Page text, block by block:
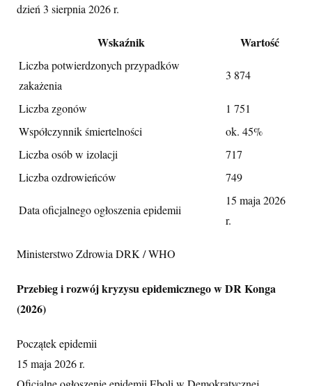
dzień 3 sierpnia 2026 r.
Wskaźnik Wartość
Liczba potwierdzonych przypadków
zakażenia
3 874
Liczba zgonów
1 751
Współczynnik śmiertelności
ok. 45%
Liczba osób w izolacji
717
Liczba ozdrowieńców
749
Data oficjalnego ogłoszenia epidemii
15 maja 2026
r.
Ministerstwo Zdrowia DRK / WHO
Przebieg i rozwój kryzysu epidemicznego w DR Konga
(2026)
Początek epidemii
15 maja 2026 r.